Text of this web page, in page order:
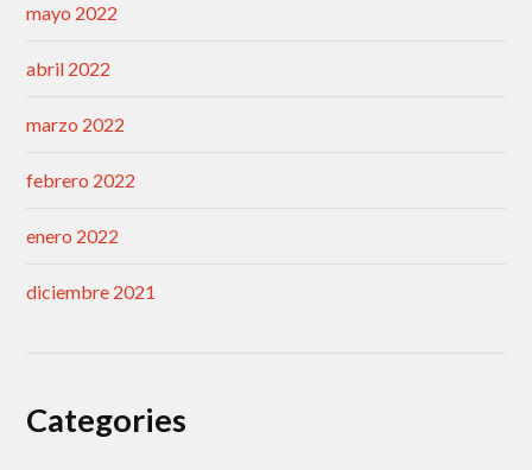
mayo 2022
abril 2022
marzo 2022
febrero 2022
enero 2022
diciembre 2021
Categories